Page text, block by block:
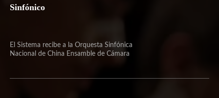
Sinfónico
El Sistema recibe a la Orquesta Sinfónica
Nacional de China Ensamble de Cámara